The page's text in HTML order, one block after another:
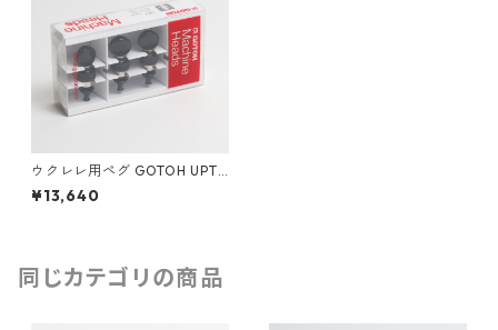
ウクレレ用ペグ GOTOH UPT-
UBB-B
¥13,640
同じカテゴリの商品